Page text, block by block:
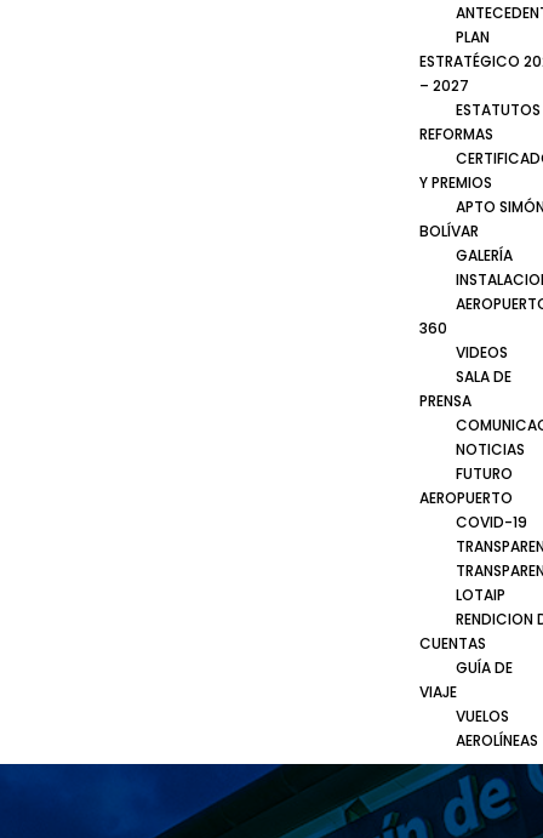
PLAN
ESTRATÉGICO
– 2027
ESTATUTOS
REFORMAS
Y PREMIOS
APTO
BOLÍVAR
GALERÍA
360
VIDEOS
SALA DE
PRENSA
NOTICIAS
FUTURO
AEROPUERTO
COVID-19
LOTAIP
RENDICION
CUENTAS
GUÍA DE
VIAJE
VUELOS
AEROLÍNEAS